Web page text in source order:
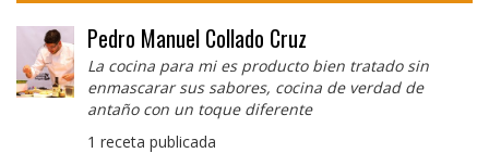
Pedro Manuel Collado Cruz
La cocina para mi es producto bien tratado sin
enmascarar sus sabores, cocina de verdad de
antaño con un toque diferente
1 receta publicada